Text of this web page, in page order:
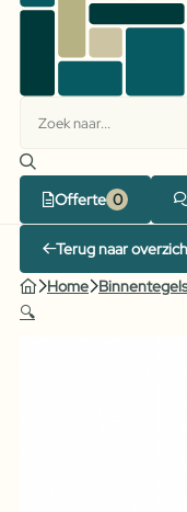
Offerte
Terug naar
Home Binnentegels
🔍